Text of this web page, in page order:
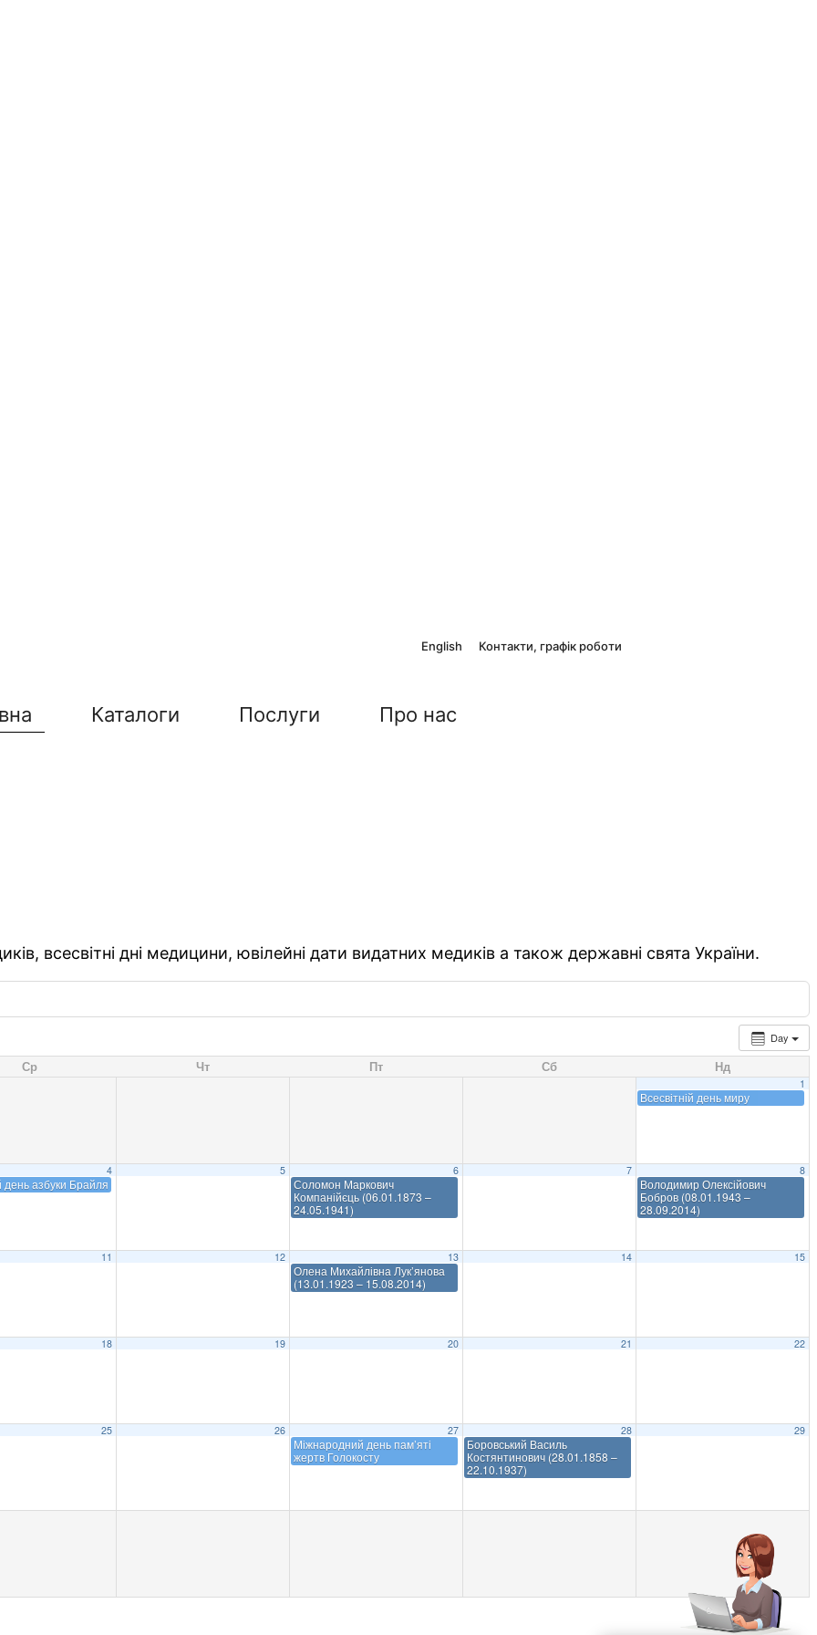
English Контакти, графік роботи
Каталоги Послуги Про нас
всесвітні дні медицини, ювілейні дати видатних медиків а також державні свята України.
Day
Ср Чт Пт Сб Нд
1
Всесвітній день миру
4
день азбуки Брайля
5 6
Соломон Маркович
Компанійєць (06.01.1873 –
24.05.1941)
7 8
Володимир Олексійович
Бобров (08.01.1943 –
28.09.2014)
11 12 13
Олена Михайлівна Лук’янова
(13.01.1923 – 15.08.2014)
14 15
18 19 20 21 22
25 26 27
Міжнародний день пам’яті
жертв Голокосту
28
Боровський Василь
Костянтинович (28.01.1858 –
22.10.1937)
29